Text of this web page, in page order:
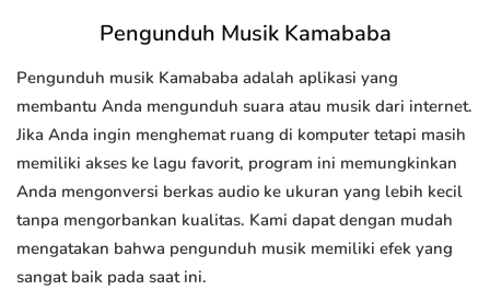
Pengunduh Musik Kamababa
Pengunduh musik Kamababa adalah aplikasi yang
membantu Anda mengunduh suara atau musik dari internet.
Jika Anda ingin menghemat ruang di komputer tetapi masih
memiliki akses ke lagu favorit, program ini memungkinkan
Anda mengonversi berkas audio ke ukuran yang lebih kecil
tanpa mengorbankan kualitas. Kami dapat dengan mudah
mengatakan bahwa pengunduh musik memiliki efek yang
sangat baik pada saat ini.